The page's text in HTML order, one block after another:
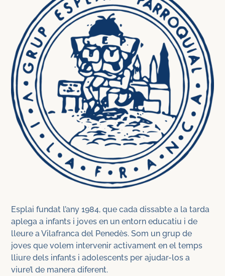
Esplai fundat l’any 1984, que cada dissabte a la tarda
aplega a infants i joves en un entorn educatiu i de
lleure a Vilafranca del Penedès. Som un grup de
joves que volem intervenir activament en el temps
lliure dels infants i adolescents per ajudar-los a
viure’l de manera diferent.